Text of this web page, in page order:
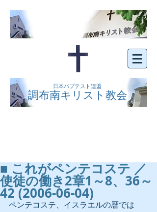
日本バプテスト連盟
調布南キリスト教会
■ これがペンテコステ ／
使徒の働き2章1～8、36～
42 (2006-06-04)
ペンテコステ、イスラエルの暦では